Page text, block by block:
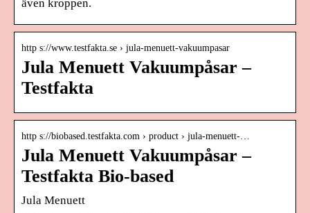
även kroppen.
http s://www.testfakta.se › jula-menuett-vakuumpasar
Jula Menuett Vakuumpåsar –
Testfakta
http s://biobased.testfakta.com › product › jula-menuett-…
Jula Menuett Vakuumpåsar –
Testfakta Bio-based
Jula Menuett